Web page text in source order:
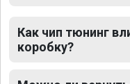
Как чип тюнинг
коробку?